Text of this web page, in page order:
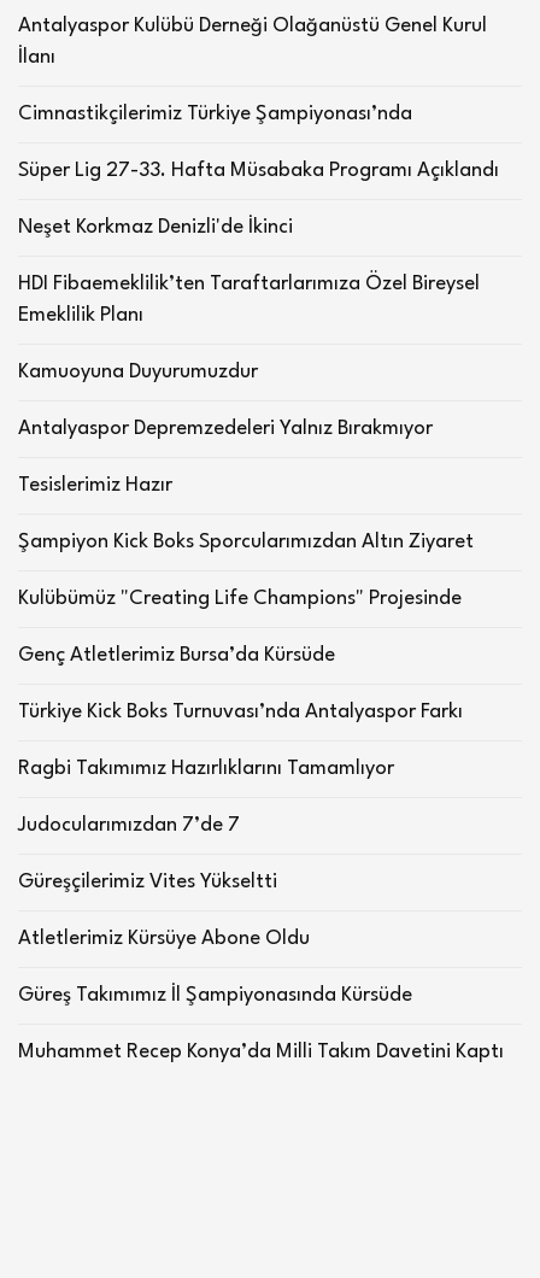
Antalyaspor Kulübü Derneği Olağanüstü Genel Kurul
İlanı
Cimnastikçilerimiz Türkiye Şampiyonası’nda
Süper Lig 27-33. Hafta Müsabaka Programı Açıklandı
Neşet Korkmaz Denizli'de İkinci
HDI Fibaemeklilik’ten Taraftarlarımıza Özel Bireysel
Emeklilik Planı
Kamuoyuna Duyurumuzdur
Antalyaspor Depremzedeleri Yalnız Bırakmıyor
Tesislerimiz Hazır
Şampiyon Kick Boks Sporcularımızdan Altın Ziyaret
Kulübümüz "Creating Life Champions" Projesinde
Genç Atletlerimiz Bursa’da Kürsüde
Türkiye Kick Boks Turnuvası’nda Antalyaspor Farkı
Ragbi Takımımız Hazırlıklarını Tamamlıyor
Judocularımızdan 7’de 7
Güreşçilerimiz Vites Yükseltti
Atletlerimiz Kürsüye Abone Oldu
Güreş Takımımız İl Şampiyonasında Kürsüde
Muhammet Recep Konya’da Milli Takım Davetini Kaptı